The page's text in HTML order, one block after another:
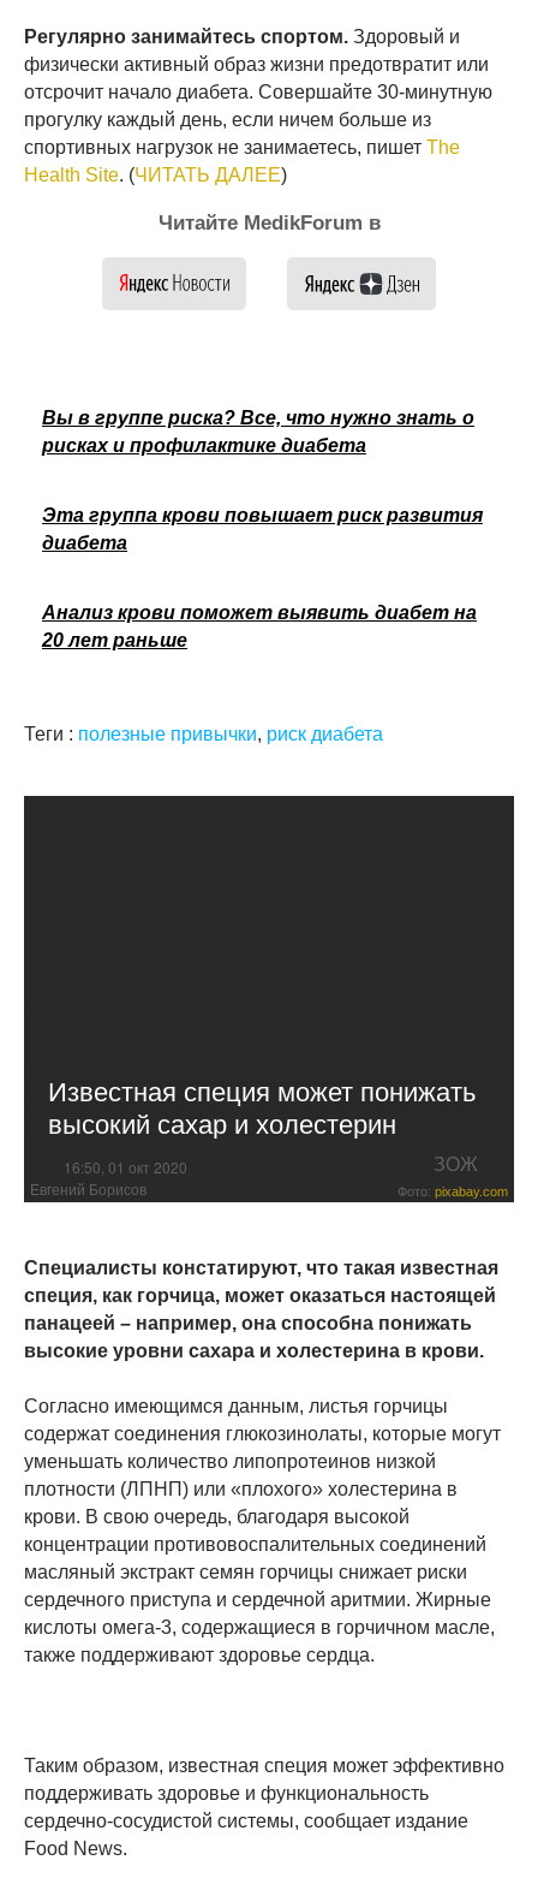
Регулярно занимайтесь спортом. Здоровый и
физически активный образ жизни предотвратит или
отсрочит начало диабета. Совершайте 30-минутную
прогулку каждый день, если ничем больше из
спортивных нагрузок не занимаетесь, пишет The
Health Site. (ЧИТАТЬ ДАЛЕЕ)
Читайте MedikForum в
Вы в группе риска? Все, что нужно знать о
рисках и профилактике диабета
Эта группа крови повышает риск развития
диабета
Анализ крови поможет выявить диабет на
20 лет раньше
Теги : полезные привычки, риск диабета
Известная специя может понижать
высокий сахар и холестерин
16:50, 01 окт 2020 ЗОЖ
Евгений Борисов Фото: pixabay.com
Специалисты констатируют, что такая известная
специя, как горчица, может оказаться настоящей
панацеей – например, она способна понижать
высокие уровни сахара и холестерина в крови.
Согласно имеющимся данным, листья горчицы
содержат соединения глюкозинолаты, которые могут
уменьшать количество липопротеинов низкой
плотности (ЛПНП) или «плохого» холестерина в
крови. В свою очередь, благодаря высокой
концентрации противовоспалительных соединений
масляный экстракт семян горчицы снижает риски
сердечного приступа и сердечной аритмии. Жирные
кислоты омега-3, содержащиеся в горчичном масле,
также поддерживают здоровье сердца.
Таким образом, известная специя может эффективно
поддерживать здоровье и функциональность
сердечно-сосудистой системы, сообщает издание
Food News.